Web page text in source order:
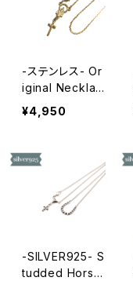
-ステンレス- Or
iginal Necklac
e GOLD
¥4,950
-SILVER925- S
tudded Horse